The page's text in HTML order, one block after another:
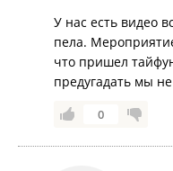
У нас есть видео
пела.
что пришел
предугадать мы
0